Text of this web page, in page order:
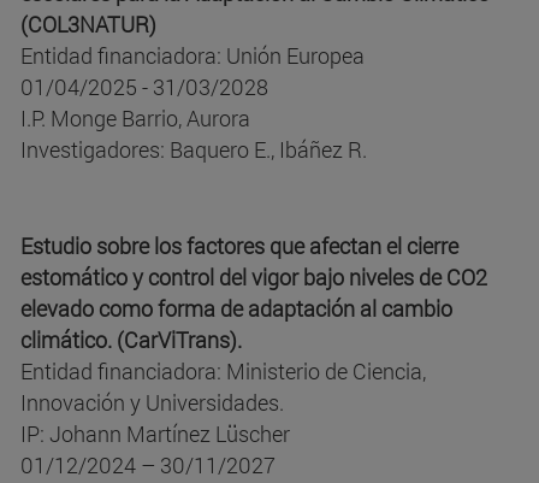
(COL3NATUR)
Entidad financiadora: Unión Europea
01/04/2025 - 31/03/2028
I.P. Monge Barrio, Aurora
Investigadores: Baquero E., Ibáñez R.
Estudio sobre los factores que afectan el cierre
estomático y control del vigor bajo niveles de CO2
elevado como forma de adaptación al cambio
climático. (CarViTrans).
Entidad financiadora: Ministerio de Ciencia,
Innovación y Universidades.
IP: Johann Martínez Lüscher
01/12/2024 – 30/11/2027